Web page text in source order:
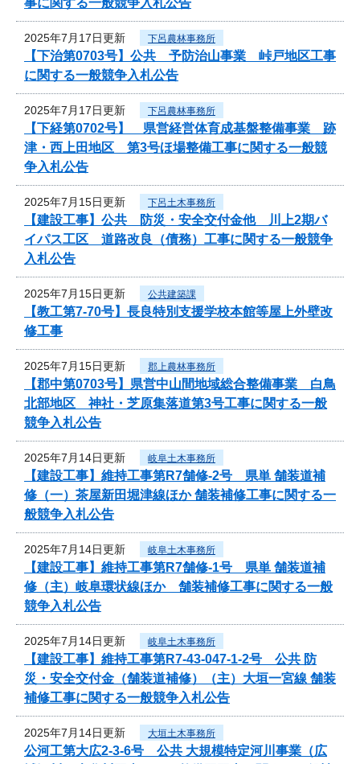
2025年7月17日更新 下呂農林事務所
【下治第0703号】公共 予防治山事業 峠戸地区工事
に関する一般競争入札公告
2025年7月17日更新 下呂農林事務所
【下経第0702号】 県営経営体育成基盤整備事業 跡
津・西上田地区 第3号ほ場整備工事に関する一般競
争入札公告
2025年7月15日更新 下呂土木事務所
【建設工事】公共 防災・安全交付金他 川上2期バ
イパス工区 道路改良（債務）工事に関する一般競争
入札公告
2025年7月15日更新 公共建築課
【教工第7-70号】長良特別支援学校本館等屋上外壁改
修工事
2025年7月15日更新 郡上農林事務所
【郡中第0703号】県営中山間地域総合整備事業 白鳥
北部地区 神社・芝原集落道第3号工事に関する一般
競争入札公告
2025年7月14日更新 岐阜土木事務所
【建設工事】維持工事第R7舗修-2号 県単 舗装道補
修（一）茶屋新田堀津線ほか 舗装補修工事に関する一
般競争入札公告
2025年7月14日更新 岐阜土木事務所
【建設工事】維持工事第R7舗修-1号 県単 舗装道補
修（主）岐阜環状線ほか 舗装補修工事に関する一般
競争入札公告
2025年7月14日更新 岐阜土木事務所
【建設工事】維持工事第R7-43-047-1-2号 公共 防
災・安全交付金（舗装道補修）（主）大垣一宮線 舗装
補修工事に関する一般競争入札公告
2025年7月14日更新 大垣土木事務所
公河工第大広2-3-6号 公共 大規模特定河川事業（広